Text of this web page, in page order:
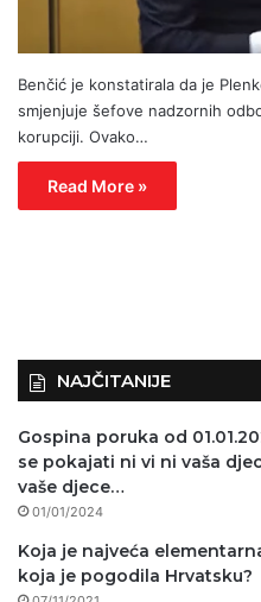
Benčić je konstatirala da je
smjenjuje šefove nadzornih
korupciji. Ovako…
Read More »
NAJČITANIJE
Gospina poruka od
se pokajati ni vi ni vaša
vaše djece…
01/01/2024
Koja je najveća
koja je pogodila Hrvatsku?